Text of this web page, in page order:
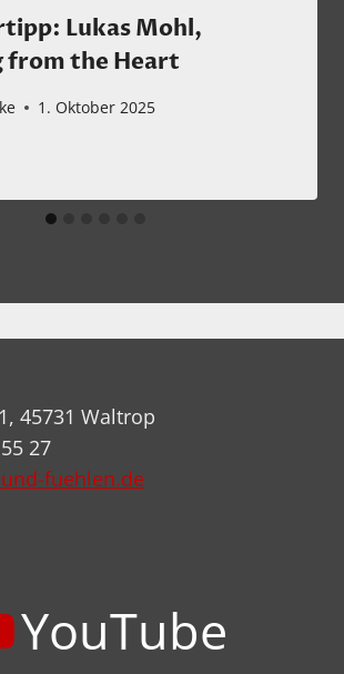
Lukas Mohl,
from the Heart
1. Oktober 2025
45731 Waltrop
27
fuehlen.de
YouTube